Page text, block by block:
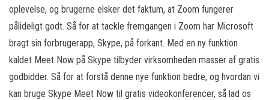
oplevelse, og brugerne elsker det faktum, at Zoom fungerer
pålideligt godt. Så for at tackle fremgangen i Zoom har Microsoft
bragt sin forbrugerapp, Skype, på forkant. Med en ny funktion
kaldet Meet Now på Skype tilbyder virksomheden masser af gratis
godbidder. Så for at forstå denne nye funktion bedre, og hvordan vi
kan bruge Skype Meet Now til gratis videokonferencer, så lad os